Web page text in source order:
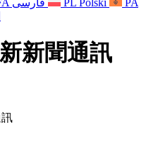
新聞通訊